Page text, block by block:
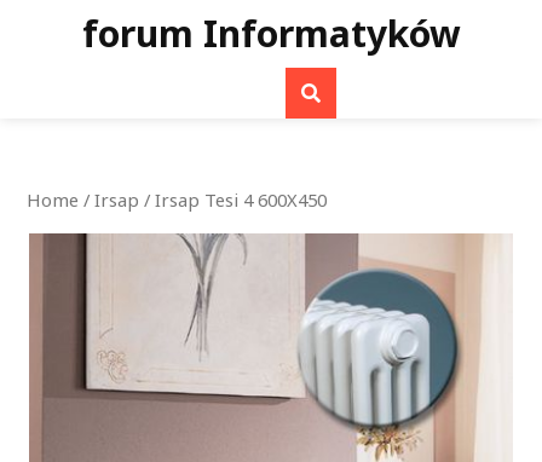
forum Informatyków
Home / Irsap / Irsap Tesi 4 600X450